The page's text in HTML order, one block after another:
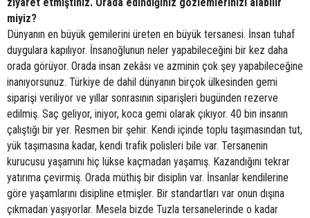
miyiz?
Dünyanın en büyük gemilerini üreten en büyük tersanesi. İnsan tuhaf
duygulara kapılıyor. İnsanoğlunun neler yapabileceğini bir kez daha
orada görüyor. Orada insan zekâsı ve azminin çok şey yapabileceğine
inanıyorsunuz. Türkiye de dahil dünyanın birçok ülkesinden gemi
siparişi veriliyor ve yıllar sonrasının siparişleri bugünden rezerve
edilmiş. Saç geliyor, iniyor, koca gemi olarak çıkıyor. 40 bin insanın
çalıştığı bir yer. Resmen bir şehir. Kendi içinde toplu taşımasından tut,
yük taşımasına kadar, kendi trafik polisleri bile var. Tersanenin
kurucusu yaşamını hiç lükse kaçmadan yaşamış. Kazandığını tekrar
yatırıma çevirmiş. Orada müthiş bir disiplin var. İnsanlar kendilerine
göre yaşamlarını disipline etmişler. Bir standartları var onun dışına
çıkmadan yaşıyorlar. Mesela bizde Tuzla tersanelerinde o kadar